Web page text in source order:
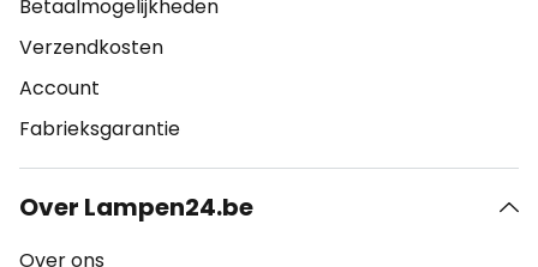
Betaalmogelijkheden
Verzendkosten
Account
Fabrieksgarantie
Over Lampen24.be
Over ons